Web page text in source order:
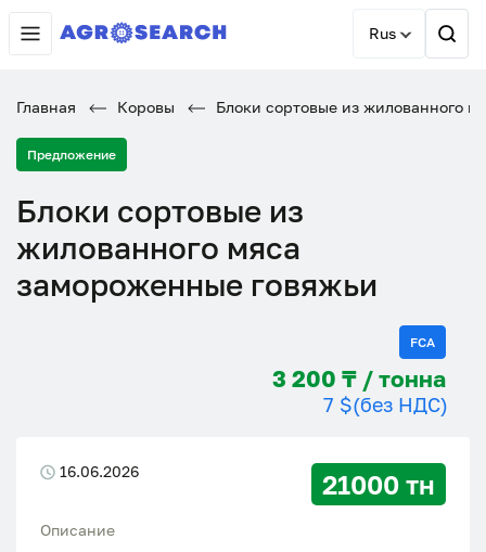
Rus
Главная Коровы Блоки сортовые из жилованного
Предложение
Блоки сортовые из
жилованного мяса
замороженные говяжьи
FCA
3 200 ₸ / тонна
7 $(без НДС)
16.06.2026 21000 тн
Описание